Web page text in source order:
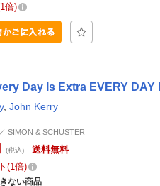
1倍
Day Is Extra EVERY DAY
, John Kerry
SIMON & SCHUSTER
(税込)
送料無料
1倍
ない商品